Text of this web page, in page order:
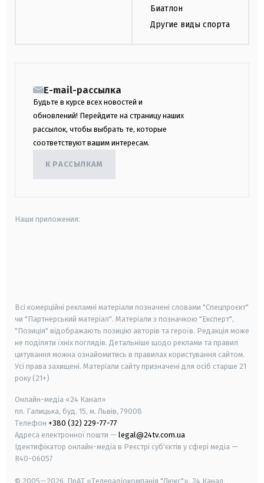
Биатлон
Другие виды спорта
E-mail-рассылка
Будьте в курсе всех новостей и
обновлений! Перейдите на страницу наших
рассылок, чтобы выбрать те, которые
соответствуют вашим интересам.
К РАССЫЛКАМ
Наши приложения:
Всі комерційні рекламні матеріали позначені словами "Спецпроєкт"
чи "Партнерський матеріал". Матеріали з позначкою "Експерт",
"Позиція" відображають позицію авторів та героїв. Редакція може
не поділяти їхніх поглядів. Детальніше щодо реклами та правил
цитування можна ознайомитись в правилах користування сайтом.
Усі права захищені. Матеріали сайту призначені для осіб старше 21
року (21+)
Онлайн-медіа «24 Канал»
пл. Галицька, буд. 15, м. Львів, 79008
Телефон +380 (32) 229-77-77
Адреса електронної пошти — legal@24tv.com.ua
Ідентифікатор онлайн-медіа в Реєстрі суб'єктів у сфері медіа —
R40-06057
© 2005—2026, ПрАТ «Телерадіокомпанія "Люкс"», 24 Канал.